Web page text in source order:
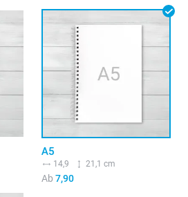
A5
14,9 21,1 cm
Ab 7,90